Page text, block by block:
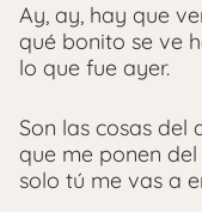
Ay, ay, hay que
qué bonito se ve
lo que fue ayer.
Son las cosas del
que me ponen
solo tú me vas a